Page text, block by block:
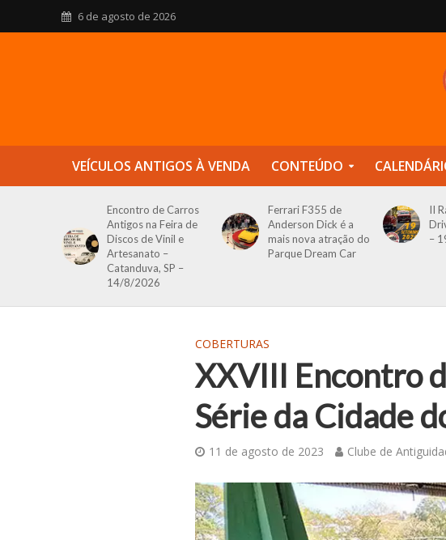
6 de agosto de 2026
VEÍCULOS ANTIGOS À VENDA CONTEÚDO
Encontro de Carros
Antigos na Feira de
Discos de Vinil e
Artesanato –
Catanduva, SP –
14/8/2026
Ferrari F355 de
Anderson Dick é a
mais nova atração do
Parque Dream Car
II
–
COBERTURAS
XXVIII Encontro
Série da Cidade
11 de agosto de 2023 Clube de